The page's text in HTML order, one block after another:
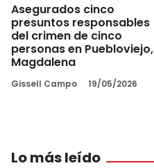
Asegurados cinco
presuntos responsables
del crimen de cinco
personas en Puebloviejo,
Magdalena
Gissell Campo 19/05/2026
Lo más leído